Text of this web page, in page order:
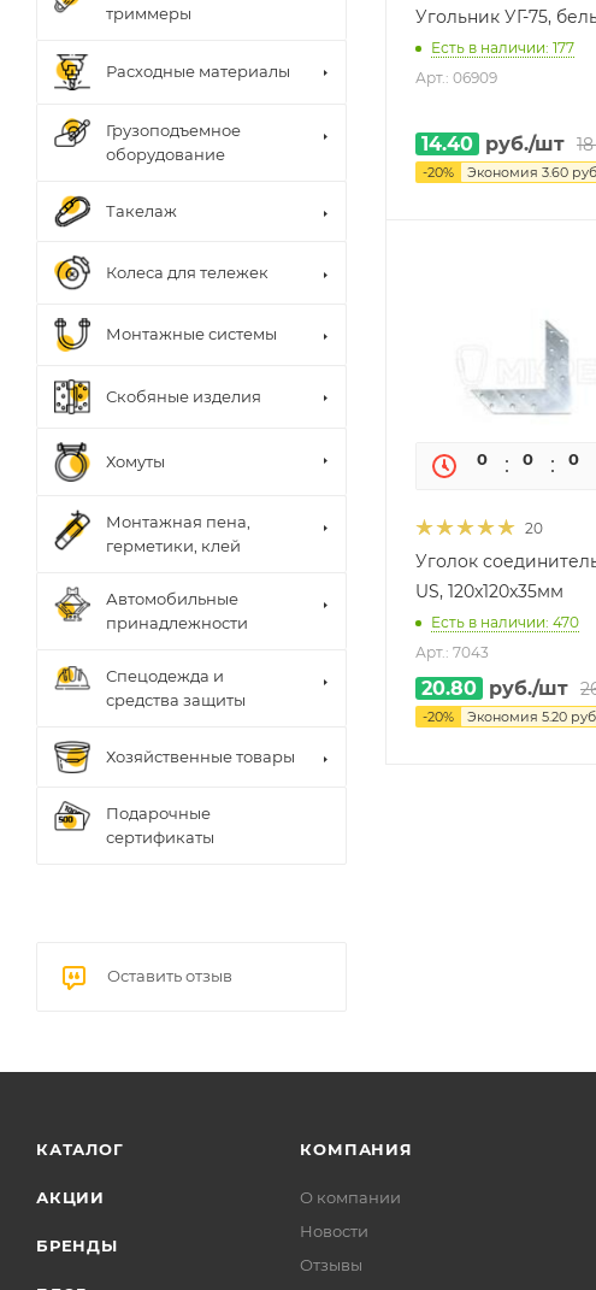
Угольник УГ-75,
Есть в наличии: 177
Арт.: 06909
14.40 руб./шт 18
-20% Экономия 3.60
0 0 0
20
Уголок
US, 120x120x35мм
Есть в наличии: 470
Арт.: 7043
20.80 руб./шт
-20% Экономия 5.20 руб.
триммеры
Расходные материалы
Грузоподъемное
оборудование
Такелаж
Колеса для тележек
Монтажные системы
Скобяные изделия
Хомуты
Монтажная пена,
герметики, клей
Автомобильные
принадлежности
Спецодежда и
средства защиты
Хозяйственные товары
Подарочные
сертификаты
Оставить отзыв
КАТАЛОГ
АКЦИИ
БРЕНДЫ
КОМПАНИЯ
О компании
Новости
Отзывы